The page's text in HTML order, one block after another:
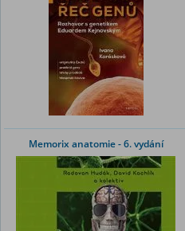
Memorix anatomie - 6. vydání